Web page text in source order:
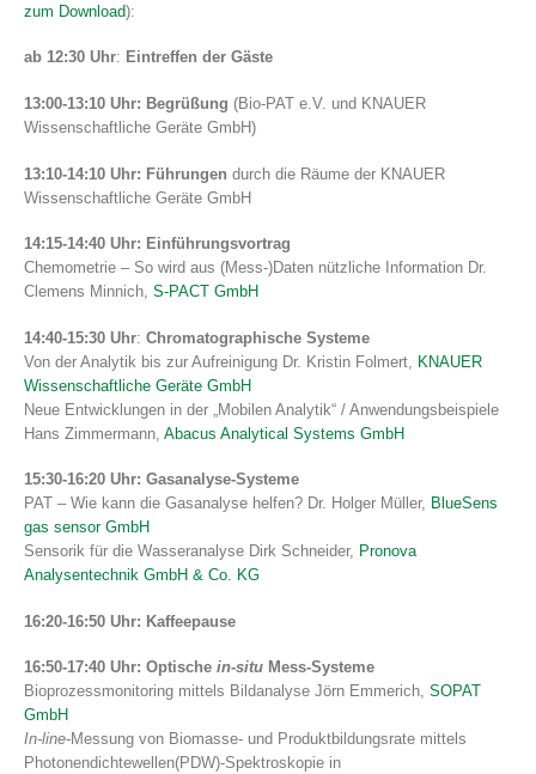
zum Download):
ab 12:30 Uhr: Eintreffen der Gäste
13:00-13:10 Uhr: Begrüßung (Bio-PAT e.V. und KNAUER
Wissenschaftliche Geräte GmbH)
13:10-14:10 Uhr: Führungen durch die Räume der KNAUER
Wissenschaftliche Geräte GmbH
14:15-14:40 Uhr: Einführungsvortrag
Chemometrie – So wird aus (Mess-)Daten nützliche Information Dr.
Clemens Minnich, S-PACT GmbH
14:40-15:30 Uhr: Chromatographische Systeme
Von der Analytik bis zur Aufreinigung Dr. Kristin Folmert, KNAUER
Wissenschaftliche Geräte GmbH
Neue Entwicklungen in der „Mobilen Analytik“ / Anwendungsbeispiele
Hans Zimmermann, Abacus Analytical Systems GmbH
15:30-16:20 Uhr: Gasanalyse-Systeme
PAT – Wie kann die Gasanalyse helfen? Dr. Holger Müller, BlueSens
gas sensor GmbH
Sensorik für die Wasseranalyse Dirk Schneider, Pronova
Analysentechnik GmbH & Co. KG
16:20-16:50 Uhr: Kaffeepause
16:50-17:40 Uhr: Optische in-situ Mess-Systeme
Bioprozessmonitoring mittels Bildanalyse Jörn Emmerich, SOPAT
GmbH
In-line-Messung von Biomasse- und Produktbildungsrate mittels
Photonendichtewellen(PDW)-Spektroskopie in